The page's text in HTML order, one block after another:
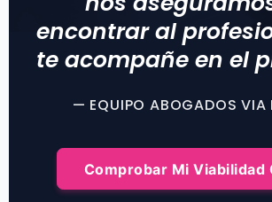
encontrar al
te acompañe en el
— EQUIPO ABOGADOS VIA
Comprobar Mi Viabilidad